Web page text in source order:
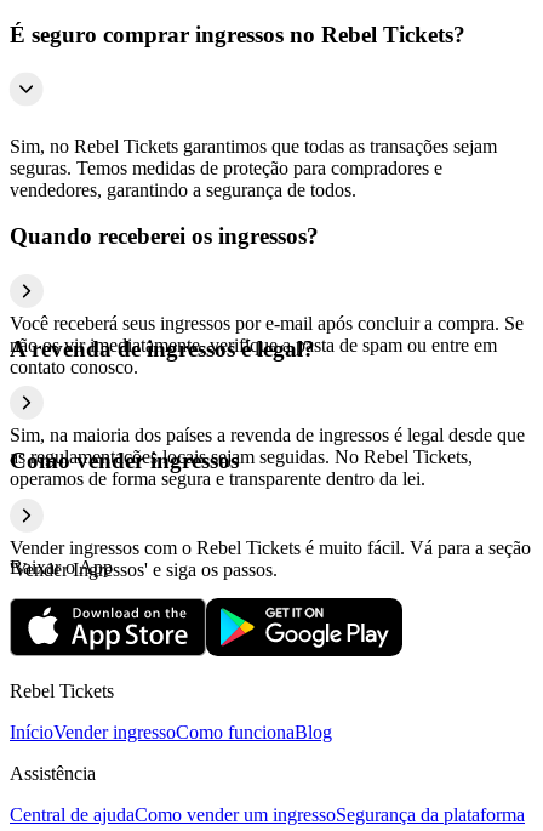
É seguro comprar ingressos no Rebel Tickets?
Sim, no Rebel Tickets garantimos que todas as transações sejam
seguras. Temos medidas de proteção para compradores e
vendedores, garantindo a segurança de todos.
Quando receberei os ingressos?
Você receberá seus ingressos por e-mail após concluir a compra. Se
não os vir imediatamente, verifique a pasta de spam ou entre em
contato conosco.
A revenda de ingressos é legal?
Sim, na maioria dos países a revenda de ingressos é legal desde que
as regulamentações locais sejam seguidas. No Rebel Tickets,
operamos de forma segura e transparente dentro da lei.
Como vender ingressos
Vender ingressos com o Rebel Tickets é muito fácil. Vá para a seção
'Vender Ingressos' e siga os passos.
Baixar o App
Rebel Tickets
InícioVender ingressoComo funcionaBlog
Assistência
Central de ajudaComo vender um ingressoSegurança da plataforma